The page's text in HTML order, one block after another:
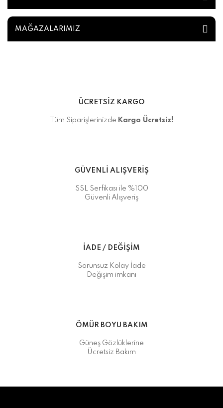
MAĞAZALARIMIZ
ÜCRETSİZ KARGO
Tüm Siparişlerinizde Kargo Ücretsiz!
GÜVENLİ ALIŞVERİŞ
SSL Serfikası ile %100
Güvenli Alışveriş
İADE / DEĞİŞİM
Sorunsuz Kolay İade
Değişim imkanı
ÖMÜR BOYU BAKIM
Güneş Gözlüklerine
Ücretsiz Bakım